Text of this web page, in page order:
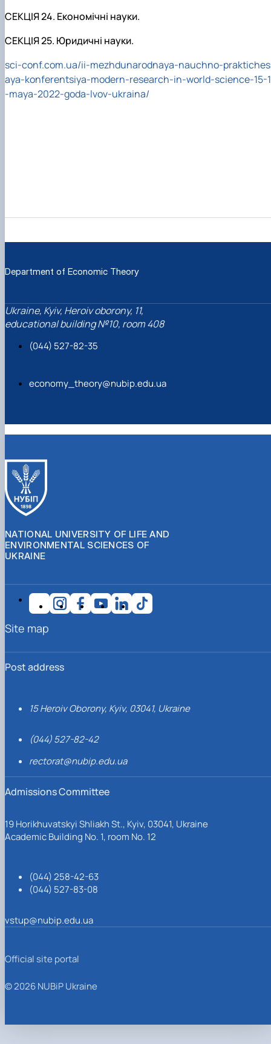
СЕКЦІЯ 24. Економічні науки.
СЕКЦІЯ 25. Юридичні науки.
sci-conf.com.ua/ii-mezhdunarodnaya-nauchno-
aya-konferentsiya-modern-research-in-world-science-15-
-maya-2022-goda-lvov-ukraina/
Department of Economic Theory
Ukraine, Kyiv, Heroiv oborony, 11,
educational building №10, room 408
(044) 527-82-35
economy_theory@nubip.edu.ua
NATIONAL UNIVERSITY OF LIFE AND
ENVIRONMENTAL SCIENCES OF
UKRAINE
Post address
15 Heroiv Oborony, Kyiv, 03041, Ukraine
(044) 527-82-42
rectorat@nubip.edu.ua
Admissions Committee
19 Horikhuvatskyi Shliakh St., Kyiv, 03041, Ukraine
Academic Building No. 1, room No. 12
(044) 258-42-63
(044) 527-83-08
vstup@nubip.edu.ua
Site map
Official site portal
© 2026 NUBiP Ukraine